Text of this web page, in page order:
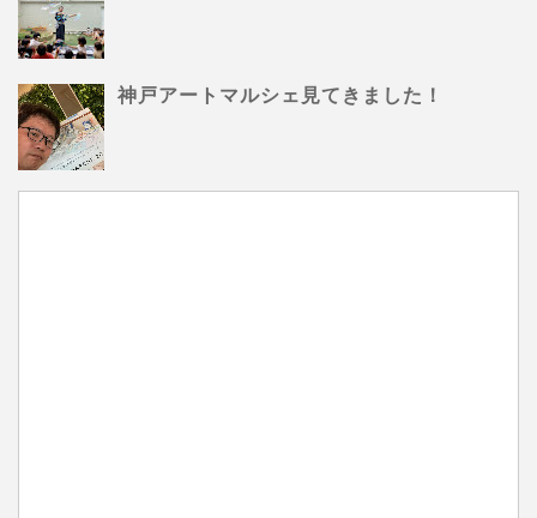
神戸アートマルシェ見てきました！